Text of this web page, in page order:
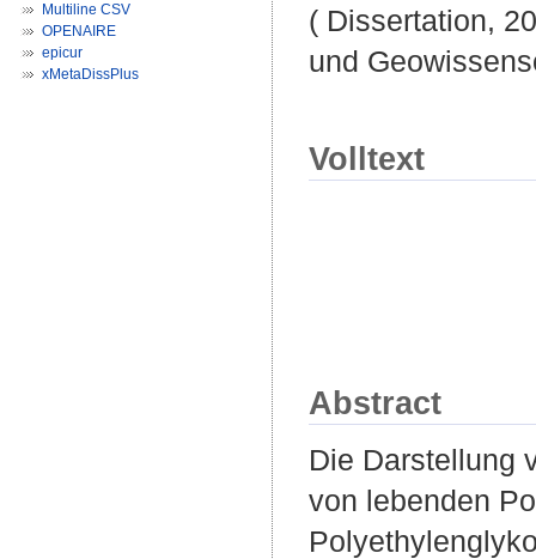
Multiline CSV
OPENAIRE
epicur
xMetaDissPlus
( Dissertation,
und
Volltext
Abstract
Die Darstellung
von lebenden